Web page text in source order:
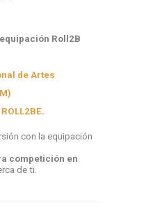
equipación Roll2B
de Artes
.
con la equipación
competición en
de ti.